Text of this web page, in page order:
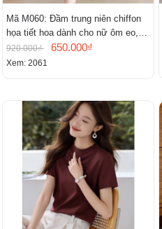
Mã M060: Đầm trung niên chiffon
họa tiết hoa dành cho nữ ôm eo,
cổ chữ V, đầm midi tay ngắn thanh
lịch.
920.000₫ 650.000₫
Xem: 2061